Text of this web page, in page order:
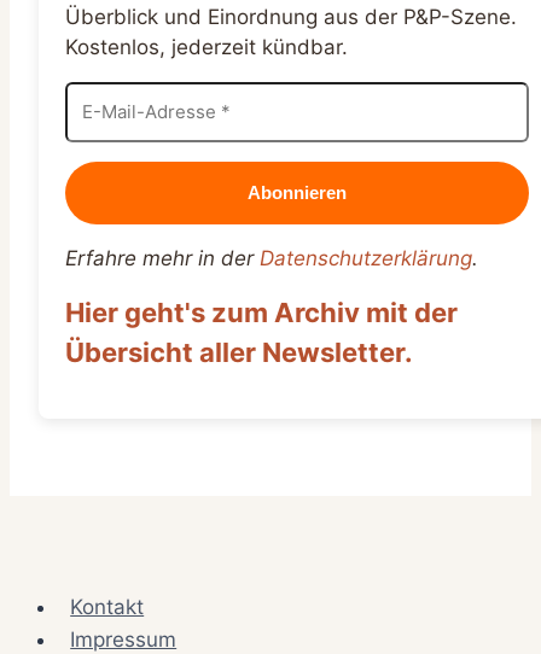
Überblick und Einordnung aus der P&P-Szene.
Kostenlos, jederzeit kündbar.
Erfahre mehr in der Datenschutzerklärung.
Hier geht's zum Archiv mit der
Übersicht aller Newsletter.
Kontakt
Impressum